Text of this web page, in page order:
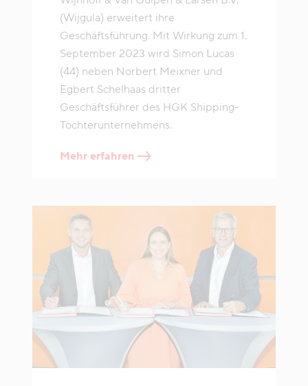
(Wijgula) erweitert ihre
Geschäftsführung. Mit Wirkung zum 1.
September 2023 wird Simon Lucas
(44) neben Norbert Meixner und
Egbert Schelhaas dritter
Geschäftsführer des HGK Shipping-
Tochterunternehmens.
Mehr erfahren